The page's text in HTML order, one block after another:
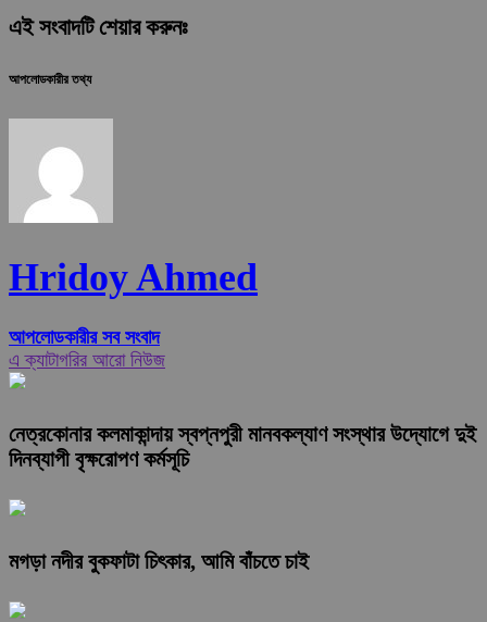
এই সংবাদটি শেয়ার করুনঃ
আপলোডকারীর তথ্য
Hridoy Ahmed
আপলোডকারীর সব সংবাদ
এ ক্যাটাগরির আরো নিউজ
নেত্রকোনার কলমাকান্দায় স্বপ্নপুরী মানবকল্যাণ সংস্থার উদ্যোগে দুই
দিনব্যাপী বৃক্ষরোপণ কর্মসূচি
মগড়া নদীর বুকফাটা চিৎকার, আমি বাঁচতে চাই